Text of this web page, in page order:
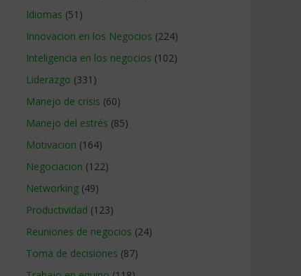
Idiomas (51)
Innovacion en los Negocios (224)
Inteligencia en los negocios (102)
Liderazgo (331)
Manejo de crisis (60)
Manejo del estrés (85)
Motivacion (164)
Negociacion (122)
Networking (49)
Productividad (123)
Reuniones de negocios (24)
Toma de decisiones (87)